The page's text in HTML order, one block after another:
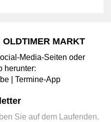
MARKT
Media-Seiten oder
herunter:
Termine-App
Sie auf dem Laufenden.